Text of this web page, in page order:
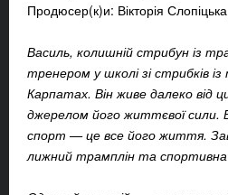
Продюсер(к)и: Вікторія
Василь, колишній стрибун із
тренером у школі зі стрибків
Карпатах. Він живе далеко від
джерелом його життєвої сили.
спорт — це все його життя.
лижний трамплін та